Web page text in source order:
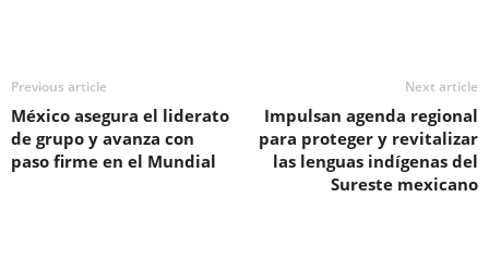
Previous article
México asegura el liderato
de grupo y avanza con
paso firme en el Mundial
Next article
Impulsan agenda regional
para proteger y revitalizar
las lenguas indígenas del
Sureste mexicano